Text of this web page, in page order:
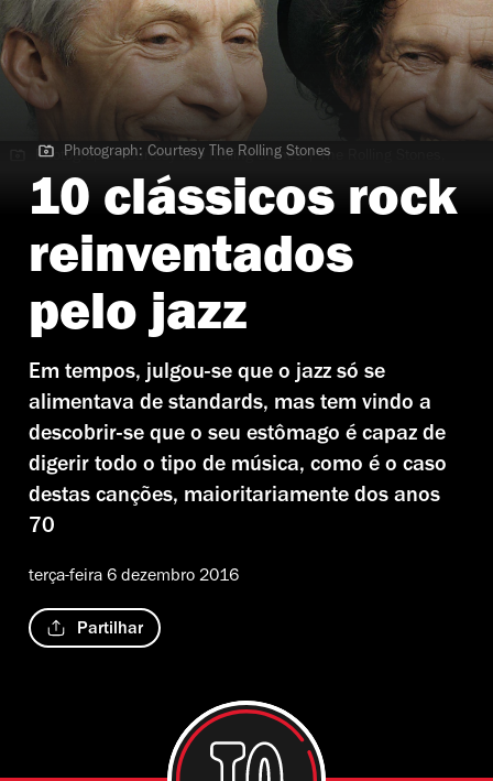
Photograph: Courtesy The Rolling Stones | The Rolling Stones,
versão jazz? Sim, e em bom
Photograph: Courtesy The Rolling Stones
10 clássicos rock
reinventados
pelo jazz
Em tempos, julgou-se que o jazz só se
alimentava de standards, mas tem vindo a
descobrir-se que o seu estômago é capaz de
digerir todo o tipo de música, como é o caso
destas canções, maioritariamente dos anos
70
terça-feira 6 dezembro 2016
Partilhar